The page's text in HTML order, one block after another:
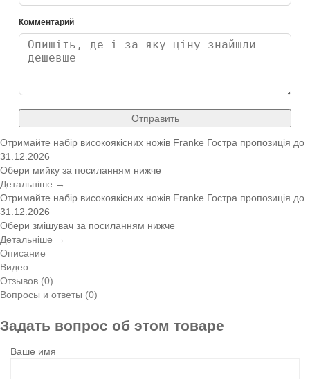
Комментарий
Отправить
Отримайте набір високоякісних ножів Franke Гостра пропозиція до
31.12.2026
Обери мийку за посиланням нижче
Детальніше →
Отримайте набір високоякісних ножів Franke Гостра пропозиція до
31.12.2026
Обери змішувач за посиланням нижче
Детальніше →
Описание
Видео
Отзывов (0)
Вопросы и ответы (0)
Задать вопрос об этом товаре
Ваше имя